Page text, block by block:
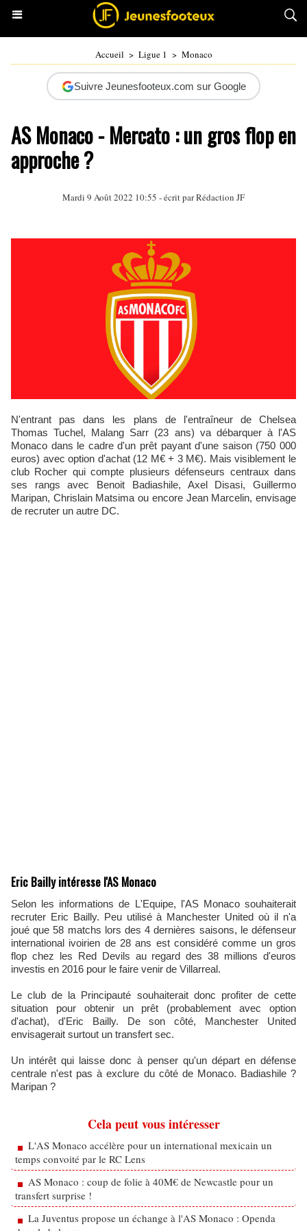
Accueil > Ligue 1 > Monaco
Suivre Jeunesfooteux.com sur Google
AS Monaco - Mercato : un gros flop en
approche ?
Mardi 9 Août 2022 10:55 - écrit par Rédaction JF
N'entrant pas dans les plans de l'entraîneur de Chelsea
Thomas Tuchel, Malang Sarr (23 ans) va débarquer à l'AS
Monaco dans le cadre d'un prêt payant d'une saison (750 000
euros) avec option d'achat (12 M€ + 3 M€). Mais visiblement le
club Rocher qui compte plusieurs défenseurs centraux dans
ses rangs avec Benoit Badiashile, Axel Disasi, Guillermo
Maripan, Chrislain Matsima ou encore Jean Marcelin, envisage
de recruter un autre DC.
Eric Bailly intéresse l'AS Monaco
Selon les informations de L'Equipe, l'AS Monaco souhaiterait
recruter Eric Bailly. Peu utilisé à Manchester United où il n'a
joué que 58 matchs lors des 4 dernières saisons, le défenseur
international ivoirien de 28 ans est considéré comme un gros
flop chez les Red Devils au regard des 38 millions d'euros
investis en 2016 pour le faire venir de Villarreal.
Le club de la Principauté souhaiterait donc profiter de cette
situation pour obtenir un prêt (probablement avec option
d'achat), d'Eric Bailly. De son côté, Manchester United
envisagerait surtout un transfert sec.
Un intérêt qui laisse donc à penser qu'un départ en défense
centrale n'est pas à exclure du côté de Monaco. Badiashile ?
Maripan ?
Cela peut vous intéresser
L'AS Monaco accélère pour un international mexicain un
temps convoité par le RC Lens
AS Monaco : coup de folie à 40M€ de Newcastle pour un
transfert surprise !
La Juventus propose un échange à l'AS Monaco : Openda